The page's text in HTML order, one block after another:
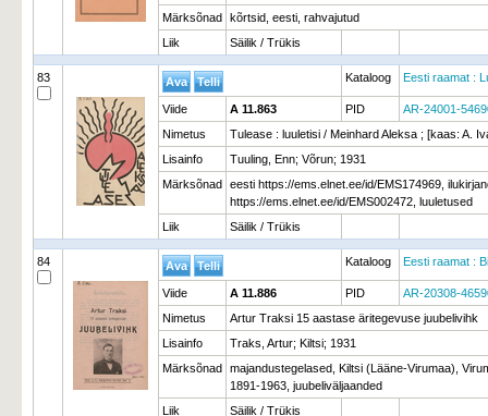
Märksõnad kõrtsid, eesti, rahvajutud
Liik
Säilik / Trükis
83 Kataloog Eesti raamat :
Viide A 11.863 PID
AR-24001-
Nimetus
Tulease : luuletisi / Meinhard Aleksa ; [kaas: A.
Lisainfo
Tuuling, Enn; Võrun; 1931
Märksõnad eesti https://ems.elnet.ee/id/EMS174969,
https://ems.elnet.ee/id/EMS002472, luuletused
Liik
Säilik / Trükis
84 Kataloog Eesti raamat :
Viide A 11.886 PID
AR-20308-
Nimetus
Artur Traksi 15 aastase äritegevuse juubelivihk
Lisainfo
Traks, Artur; Kiltsi; 1931
Märksõnad majandustegelased, Kiltsi (Lääne-Virumaa),
1891-1963, juubeliväljaanded
Liik
Säilik / Trükis